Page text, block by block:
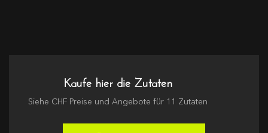
Kaufe hier die Zutaten
Siehe CHF Preise und Angebote für 11 Zutaten